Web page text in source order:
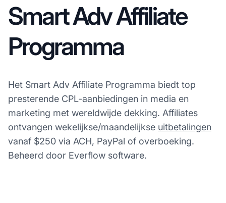
Smart Adv Affiliate
Programma
Het Smart Adv Affiliate Programma biedt top
presterende CPL-aanbiedingen in media en
marketing met wereldwijde dekking. Affiliates
ontvangen wekelijkse/maandelijkse uitbetalingen
vanaf $250 via ACH, PayPal of overboeking.
Beheerd door Everflow software.